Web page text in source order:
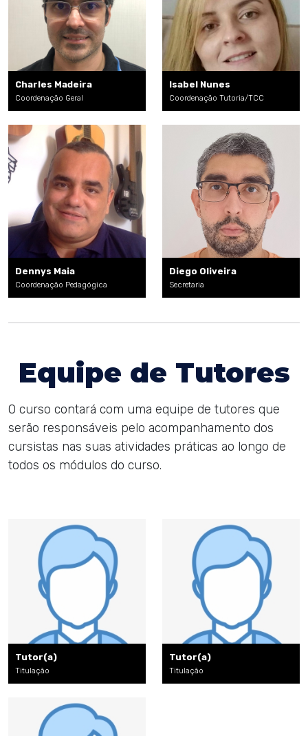
Charles Madeira
Coordenação Geral
Isabel Nunes
Coordenação Tutoria/TCC
Dennys Maia
Coordenação Pedagógica
Diego Oliveira
Secretaria
Equipe de Tutores
O curso contará com uma equipe de tutores que
serão responsáveis pelo acompanhamento dos
cursistas nas suas atividades práticas ao longo de
todos os módulos do curso.
Tutor(a)
Titulação
Tutor(a)
Titulação